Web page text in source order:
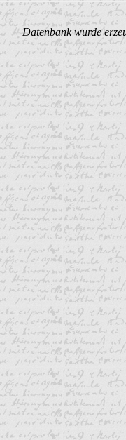
Datenbank wurde